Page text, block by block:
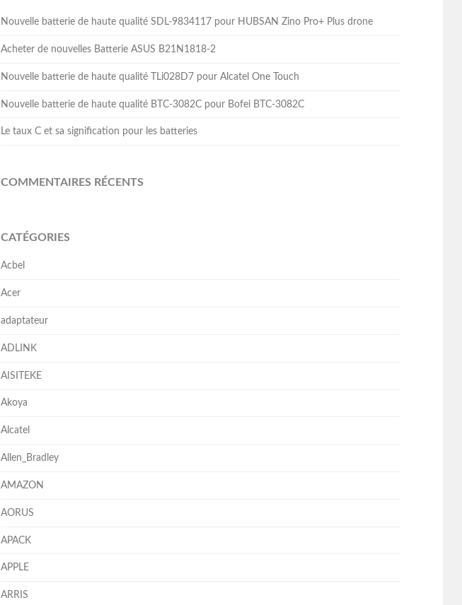
Nouvelle batterie de haute qualité SDL-9834117 pour HUBSAN Zino Pro+ Plus drone
Acheter de nouvelles Batterie ASUS B21N1818-2
Nouvelle batterie de haute qualité TLi028D7 pour Alcatel One Touch
Nouvelle batterie de haute qualité BTC-3082C pour Bofei BTC-3082C
Le taux C et sa signification pour les batteries
COMMENTAIRES RÉCENTS
CATÉGORIES
Acbel
Acer
adaptateur
ADLINK
AISITEKE
Akoya
Alcatel
Allen_Bradley
AMAZON
AORUS
APACK
APPLE
ARRIS